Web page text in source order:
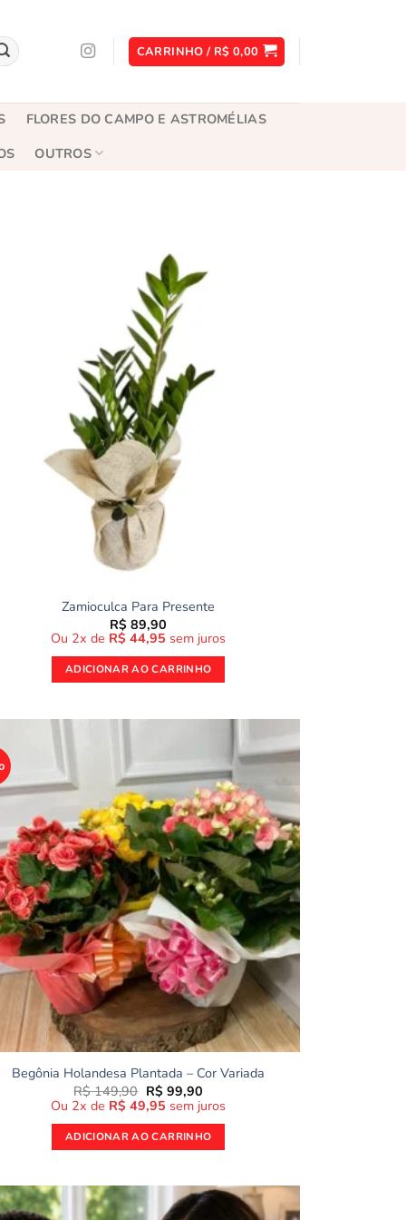
CARRINHO / R$ 0,00
FLORES DO CAMPO E ASTROMÉLIAS
OUTROS
Zamioculca Para Presente
R$ 89,90
Ou 2x de R$ 44,95 sem juros
ADICIONAR AO CARRINHO
Begônia Holandesa Plantada – Cor Variada
R$149,90 O
preço
original
era:
R$ 149,90.
R$ 99,90O
preço
atual
é:
R$ 99,90.
Ou 2x de R$ 49,95 sem juros
ADICIONAR AO CARRINHO